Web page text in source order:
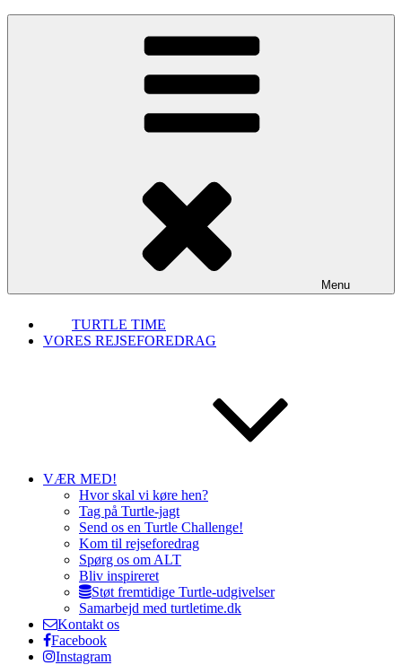
Menu
TURTLE TIME
VORES REJSEFOREDRAG
VÆR MED!
Hvor skal vi køre hen?
Tag på Turtle-jagt
Send os en Turtle Challenge!
Kom til rejseforedrag
Spørg os om ALT
Bliv inspireret
Støt fremtidige Turtle-udgivelser
Samarbejd med turtletime.dk
Kontakt os
Facebook
Instagram